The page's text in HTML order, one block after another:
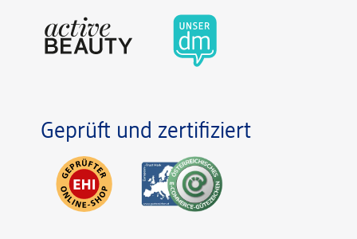
Geprüft und zertifiziert